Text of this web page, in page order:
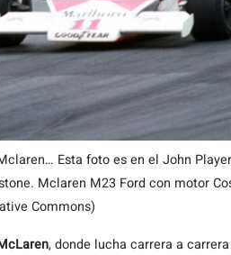
Esta foto es en el John
Mclaren M23 Ford con motor
Commons)
, donde lucha carrera a